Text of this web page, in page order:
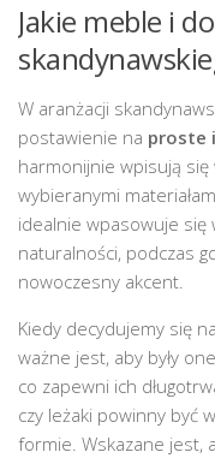
Jakie meble i
W aranżacji
postawienie na proste
harmonijnie wpisują się
wybieranymi
idealnie wpasowuje się
naturalności, podczas
nowoczesny akcent.
Kiedy decydujemy się
ważne jest, aby były
co zapewni ich
czy leżaki powinny być
formie. Wskazane jest,